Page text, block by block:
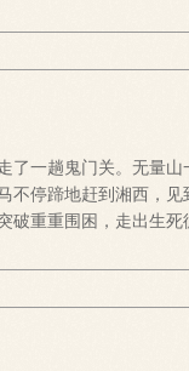
了一趟鬼门关。无量
不停蹄地赶到湘西，
重重围困，走出生死